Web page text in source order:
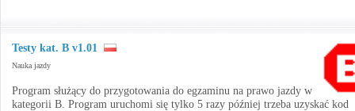
Testy kat. B v1.01
Nauka jazdy
Program służący do przygotowania do egzaminu na prawo jazdy w
kategorii B. Program uruchomi się tylko 5 razy później trzeba uzyskać kod